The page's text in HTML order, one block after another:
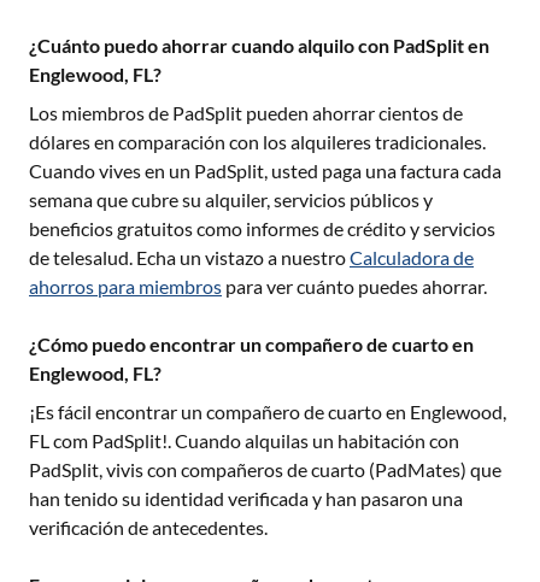
¿Cuánto puedo ahorrar cuando alquilo con PadSplit en
Englewood, FL?
Los miembros de PadSplit pueden ahorrar cientos de
dólares en comparación con los alquileres tradicionales.
Cuando vives en un PadSplit, usted paga una factura cada
semana que cubre su alquiler, servicios públicos y
beneficios gratuitos como informes de crédito y servicios
de telesalud. Echa un vistazo a nuestroCalculadora de
ahorros para miembros para ver cuánto puedes ahorrar.
¿Cómo puedo encontrar un compañero de cuarto en
Englewood, FL?
¡Es fácil encontrar un compañero de cuarto en Englewood,
FLcom PadSplit!. Cuando alquilas un habitación con
PadSplit, vivis con compañeros de cuarto (PadMates) que
han tenido su identidad verificada y han pasaron una
verificación de antecedentes.